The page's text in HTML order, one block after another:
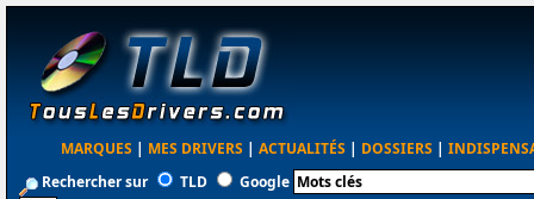
MARQUES | MES DRIVERS | ACTUALITÉS | DOSSIERS |
Rechercher sur
TLD Google